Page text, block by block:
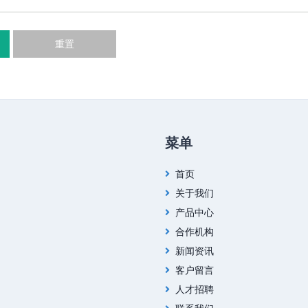
重置
菜单
首页
关于我们
产品中心
合作机构
新闻资讯
客户留言
人才招聘